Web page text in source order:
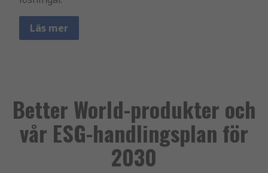
Läs mer
Better World-produkter och
vår ESG-handlingsplan för
2030